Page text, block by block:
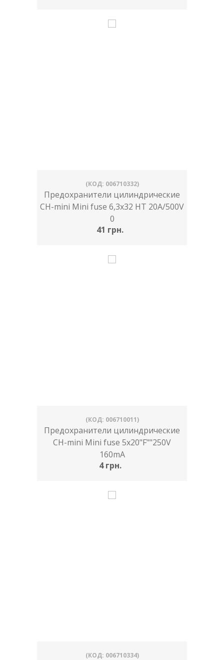
(КОД: 006710332)
Предохранители цилиндрические
CH-mini Mini fuse 6,3x32 HT 20A/500V
0
41 грн.
(КОД: 006710011)
Предохранители цилиндрические
CH-mini Mini fuse 5x20"F""250V
160mA
4 грн.
(КОД: 006710334)